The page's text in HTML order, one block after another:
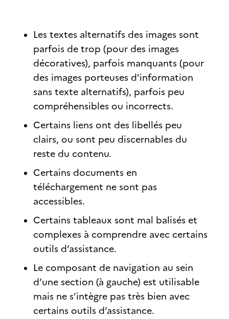
Les textes alternatifs des images sont
parfois de trop (pour des images
décoratives), parfois manquants (pour
des images porteuses d’information
sans texte alternatifs), parfois peu
compréhensibles ou incorrects.
Certains liens ont des libellés peu
clairs, ou sont peu discernables du
reste du contenu.
Certains documents en
téléchargement ne sont pas
accessibles.
Certains tableaux sont mal balisés et
complexes à comprendre avec certains
outils d’assistance.
Le composant de navigation au sein
d’une section (à gauche) est utilisable
mais ne s’intègre pas très bien avec
certains outils d’assistance.